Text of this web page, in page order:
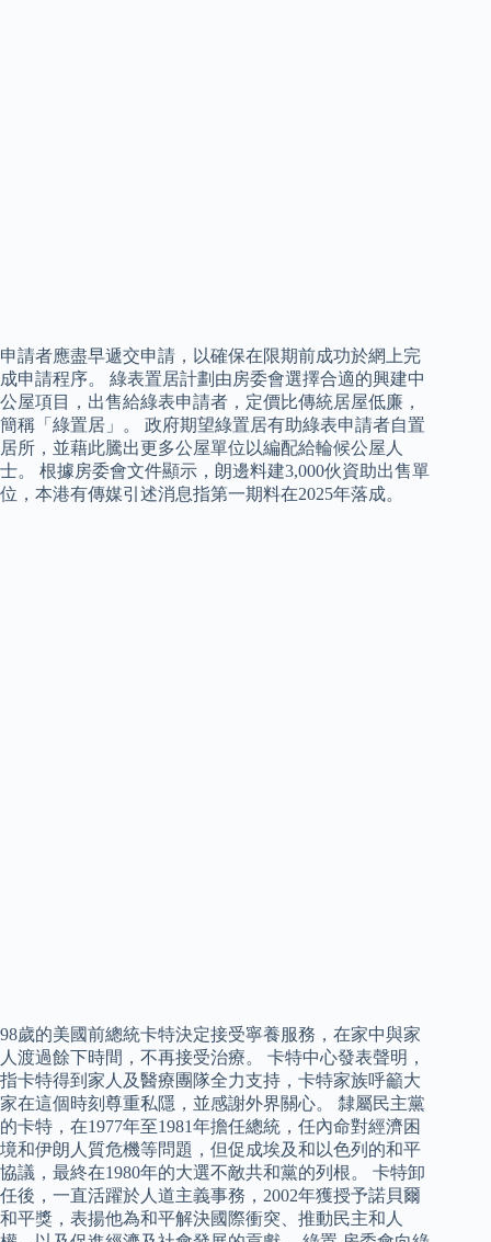
申請者應盡早遞交申請，以確保在限期前成功於網上完
成申請程序。 綠表置居計劃由房委會選擇合適的興建中
公屋項目，出售給綠表申請者，定價比傳統居屋低廉，
簡稱「綠置居」。 政府期望綠置居有助綠表申請者自置
居所，並藉此騰出更多公屋單位以編配給輪候公屋人
士。 根據房委會文件顯示，朗邊料建3,000伙資助出售單
位，本港有傳媒引述消息指第一期料在2025年落成。
98歲的美國前總統卡特決定接受寧養服務，在家中與家
人渡過餘下時間，不再接受治療。 卡特中心發表聲明，
指卡特得到家人及醫療團隊全力支持，卡特家族呼籲大
家在這個時刻尊重私隱，並感謝外界關心。 隸屬民主黨
的卡特，在1977年至1981年擔任總統，任內命對經濟困
境和伊朗人質危機等問題，但促成埃及和以色列的和平
協議，最終在1980年的大選不敵共和黨的列根。 卡特卸
任後，一直活躍於人道主義事務，2002年獲授予諾貝爾
和平獎，表揚他為和平解決國際衝突、推動民主和人